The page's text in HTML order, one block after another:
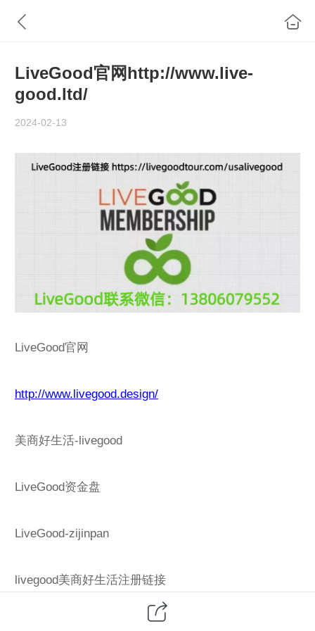
LiveGood官网http://www.live-
good.ltd/
2024-02-13
LiveGood官网
http://www.livegood.design/
美商好生活-livegood
LiveGood资金盘
LiveGood-zijinpan
livegood美商好生活注册链接
https://livegoodtour.com/usalivegood